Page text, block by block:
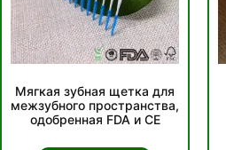
Мягкая зубная щетка для
межзубного пространства,
одобренная FDA и CE